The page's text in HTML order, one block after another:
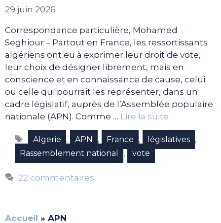
29 juin 2026
Correspondance particulière, Mohamed
Seghiour – Partout en France, les ressortissants
algériens ont eu à exprimer leur droit de vote,
leur choix de désigner librement, mais en
conscience et en connaissance de cause, celui
ou celle qui pourrait les représenter, dans un
cadre législatif, auprès de l’Assemblée populaire
nationale (APN). Comme … Lire la suite
Étiquettes
Algerie , APN , France , législatives ,
Rassemblement national , vote
22 commentaires
Accueil » APN